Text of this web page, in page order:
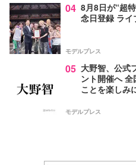
04 8月8日が“超
念日登録 ラ
モデルプレス
05 大野智、公式
ント開催へ
ことを楽しみ
モデルプレス